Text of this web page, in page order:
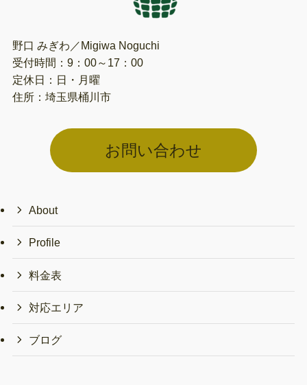
野口 みぎわ／Migiwa Noguchi
受付時間：9：00～17：00
定休日：日・月曜
住所：埼玉県桶川市
お問い合わせ
About
Profile
料金表
対応エリア
ブログ